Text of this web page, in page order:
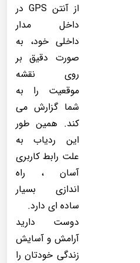
از آنتن GPS در
داخل مدار
داخلی خود، به
صورت دقیق بر
روی نقشه
موقعیت را به
شما گزارش می
کند. همین طور
این ردیاب به
علت رابط کاربری
آسان ، راه
اندازی بسیار
ساده ای دارد.
دوست دارید
آرامش و آسایش
زندگی خودتان را